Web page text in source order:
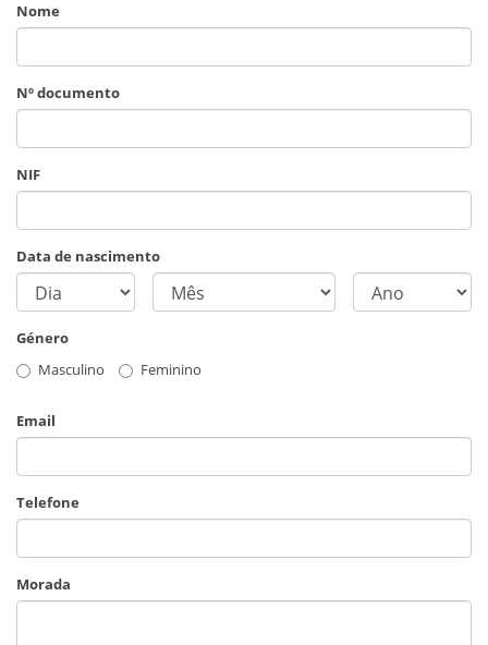
Nome
Nº documento
NIF
Data de nascimento
Género
Masculino
Feminino
Email
Telefone
Morada